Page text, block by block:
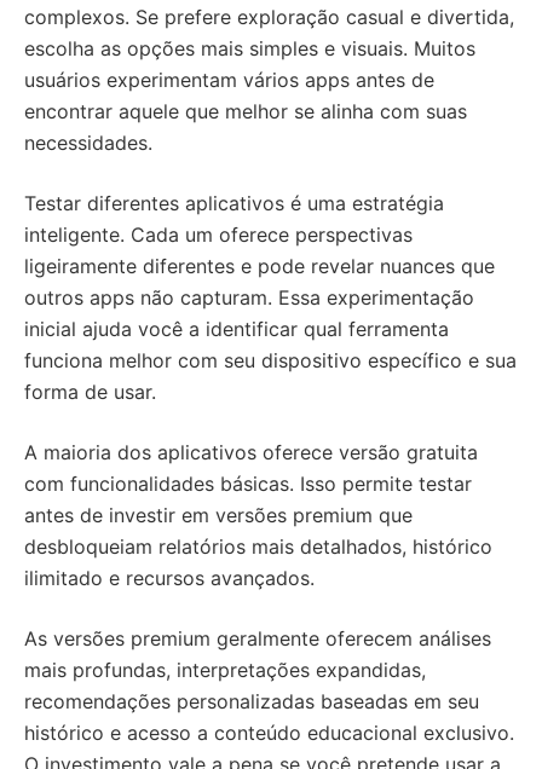
complexos. Se prefere exploração casual e divertida,
escolha as opções mais simples e visuais. Muitos
usuários experimentam vários apps antes de
encontrar aquele que melhor se alinha com suas
necessidades.
Testar diferentes aplicativos é uma estratégia
inteligente. Cada um oferece perspectivas
ligeiramente diferentes e pode revelar nuances que
outros apps não capturam. Essa experimentação
inicial ajuda você a identificar qual ferramenta
funciona melhor com seu dispositivo específico e sua
forma de usar.
A maioria dos aplicativos oferece versão gratuita
com funcionalidades básicas. Isso permite testar
antes de investir em versões premium que
desbloqueiam relatórios mais detalhados, histórico
ilimitado e recursos avançados.
As versões premium geralmente oferecem análises
mais profundas, interpretações expandidas,
recomendações personalizadas baseadas em seu
histórico e acesso a conteúdo educacional exclusivo.